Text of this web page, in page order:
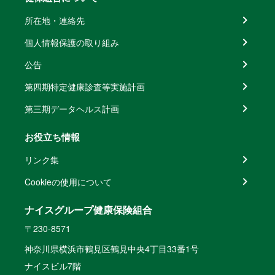
所在地・連絡先
個人情報保護の取り組み
公告
第四期特定健康診査等実施計画
第三期データヘルス計画
お役立ち情報
リンク集
Cookieの使用について
ナイスグループ健康保険組合
〒230-8571
神奈川県横浜市鶴見区鶴見中央4丁目33番1号
ナイスビル7階